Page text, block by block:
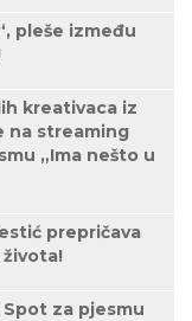
pleše između
kreativaca iz
na streaming
„Ima nešto u
prepričava
za pjesmu